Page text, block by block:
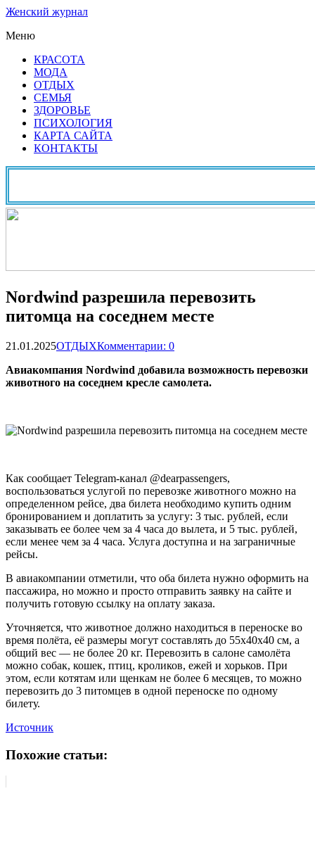
Женский журнал
Меню
КРАСОТА
МОДА
ОТДЫХ
СЕМЬЯ
ЗДОРОВЬЕ
ПСИХОЛОГИЯ
КАРТА САЙТА
КОНТАКТЫ
Nordwind разрешила перевозить
питомца на соседнем месте
21.01.2025ОТДЫХКомментарии: 0
Авиакомпания Nordwind добавила возможность перевозки
животного на соседнем кресле самолета.
Как сообщает Telegram-канал @dearpassengers,
воспользоваться услугой по перевозке животного можно на
определенном рейсе, два билета необходимо купить одним
бронированием и доплатить за услугу: 3 тыс. рублей, если
заказывать ее более чем за 4 часа до вылета, и 5 тыс. рублей,
если менее чем за 4 часа. Услуга доступна и на заграничные
рейсы.
В авиакомпании отметили, что оба билета нужно оформить на
пассажира, но можно и просто отправить заявку на сайте и
получить готовую ссылку на оплату заказа.
Уточняется, что животное должно находиться в переноске во
время полёта, её размеры могут составлять до 55x40x40 см, а
общий вес — не более 20 кг. Перевозить в салоне самолёта
можно собак, кошек, птиц, кроликов, ежей и хорьков. При
этом, если котятам или щенкам не более 6 месяцев, то можно
перевозить до 3 питомцев в одной переноске по одному
билету.
Источник
Похожие статьи: